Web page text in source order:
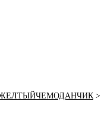
# ЖЕЛТЫЙЧЕМОДАНЧИК>